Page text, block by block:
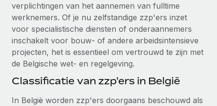
Achtergrondonderzoek
Vereenvoudig het screeningsproces van
kandidaten
Compliance Watchtower
Blijf compliance-risico's voor
Apparaatbeheer
Lever en track wereldwijd IT-middelen
CASESTUDY'S
Hoe AI-pionier Weaviate zijn team met 120%
liet groeien met Remote
Weaviate in één oogopslag Weaviate bouwt open source,
AI-first infrastructuur. De missie van het...
Meer informatie
Support
Alle bronnen bekijken
BLOG
Global Payroll
EOR en PEO
verplichtingen van het aannemen van fulltime
werknemers. Of je nu zelfstandige zzp'ers inzet
voor specialistische diensten of onderaannemers
inschakelt voor bouw- of andere arbeidsintensieve
projecten, het is essentieel om vertrouwd te zijn met
de Belgische wet- en regelgeving.
Classificatie van zzp'ers in België
In België worden zzp'ers doorgaans beschouwd als